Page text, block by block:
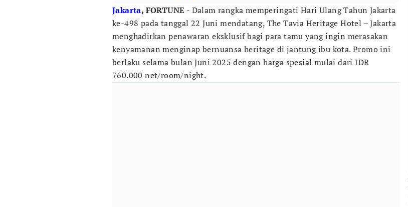
Jakarta, FORTUNE - Dalam rangka memperingati Hari Ulang Tahun Jakarta
ke-498 pada tanggal 22 Juni mendatang, The Tavia Heritage Hotel – Jakarta
menghadirkan penawaran eksklusif bagi para tamu yang ingin merasakan
kenyamanan menginap bernuansa heritage di jantung ibu kota. Promo ini
berlaku selama bulan Juni 2025 dengan harga spesial mulai dari IDR
760.000 net/room/night.